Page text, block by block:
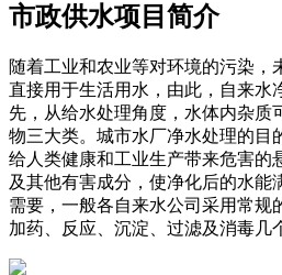
市政供水项目简介
随着工业和农业等对环境的污染，
直接用于生活用水，由此，自来水
先，从给水处理角度，水体内杂质
物三大类。城市水厂净水处理的目
给人类健康和工业生产带来危害的
及其他有害成分，使净化后的水能
需要，一般各自来水公司采用常规
加药、反应、沉淀、过滤及消毒几